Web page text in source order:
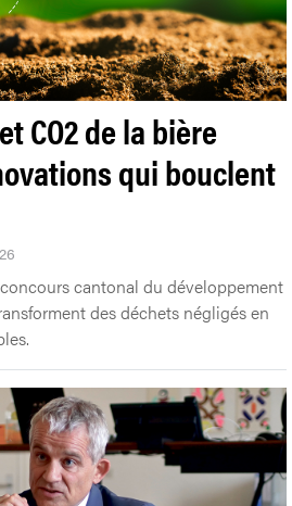
CO2 de la bière
qui bouclent
cantonal du développement
des déchets négligés en